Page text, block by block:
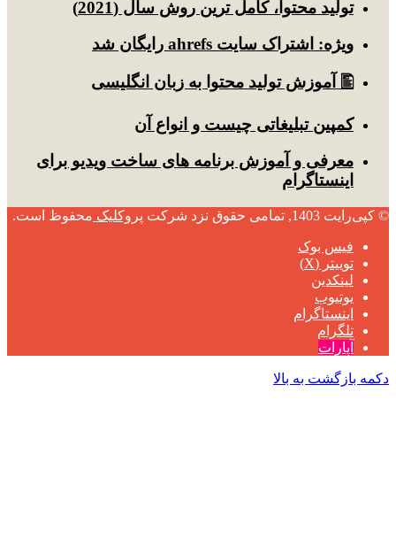
توليد محتوا، کامل ترین روش سال (2021)
ویژه: اشتراک سایت ahrefs رایگان شد
🖺 آموزش تولید محتوا به زبان انگلیسی
کمپین تبلیغاتی چیست و انواع آن
معرفی و آموزش برنامه های ساخت ویدیو برای
اینستاگرام
© کپی‌رایت 1403, تمامی حقوق نزد شرکت پروکلیک محفوظ است.
فیس بوک
توییتر (X)
لینکدین
یوتیوب
اینستاگرام
تلگرام
آپارات
دکمه بازگشت به بالا